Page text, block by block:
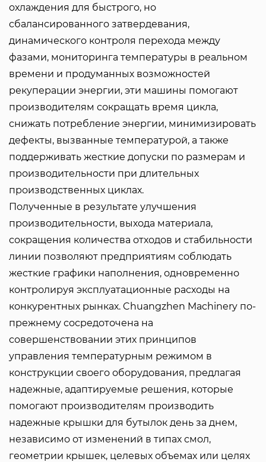
охлаждения для быстрого, но
сбалансированного затвердевания,
динамического контроля перехода между
фазами, мониторинга температуры в реальном
времени и продуманных возможностей
рекуперации энергии, эти машины помогают
производителям сокращать время цикла,
снижать потребление энергии, минимизировать
дефекты, вызванные температурой, а также
поддерживать жесткие допуски по размерам и
производительности при длительных
производственных циклах.
Полученные в результате улучшения
производительности, выхода материала,
сокращения количества отходов и стабильности
линии позволяют предприятиям соблюдать
жесткие графики наполнения, одновременно
контролируя эксплуатационные расходы на
конкурентных рынках. Chuangzhen Machinery по-
прежнему сосредоточена на
совершенствовании этих принципов
управления температурным режимом в
конструкции своего оборудования, предлагая
надежные, адаптируемые решения, которые
помогают производителям производить
надежные крышки для бутылок день за днем,
независимо от изменений в типах смол,
геометрии крышек, целевых объемах или целях